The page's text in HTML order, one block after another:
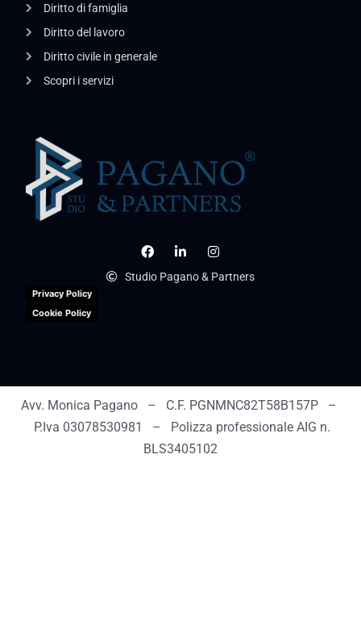
Studio Pagano & Partners
Privacy Policy
Cookie Policy
Diritto di famiglia
Diritto del lavoro
Diritto civile in generale
Scopri i servizi
Avv. Monica Pagano – C.F. PGNMNC82T58B157P –
P.Iva 03078530981 – Polizza professionale AIG n.
BLS3405102